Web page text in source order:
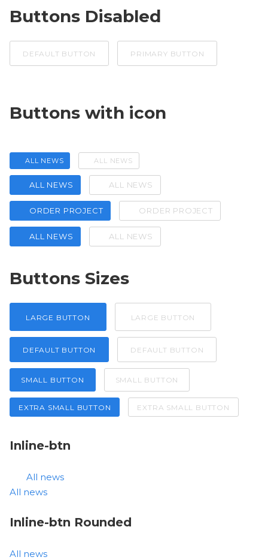
Buttons Disabled
DEFAULT BUTTON PRIMARY BUTTON
Buttons with icon
ALL NEWS ALL NEWS
ALL NEWS ALL NEWS
ORDER PROJECT ORDER PROJECT
ALL NEWS ALL NEWS
Buttons Sizes
LARGE BUTTON LARGE BUTTON
DEFAULT BUTTON DEFAULT BUTTON
SMALL BUTTON SMALL BUTTON
EXTRA SMALL BUTTON EXTRA SMALL BUTTON
Inline-btn
All news
All news
Inline-btn Rounded
All news